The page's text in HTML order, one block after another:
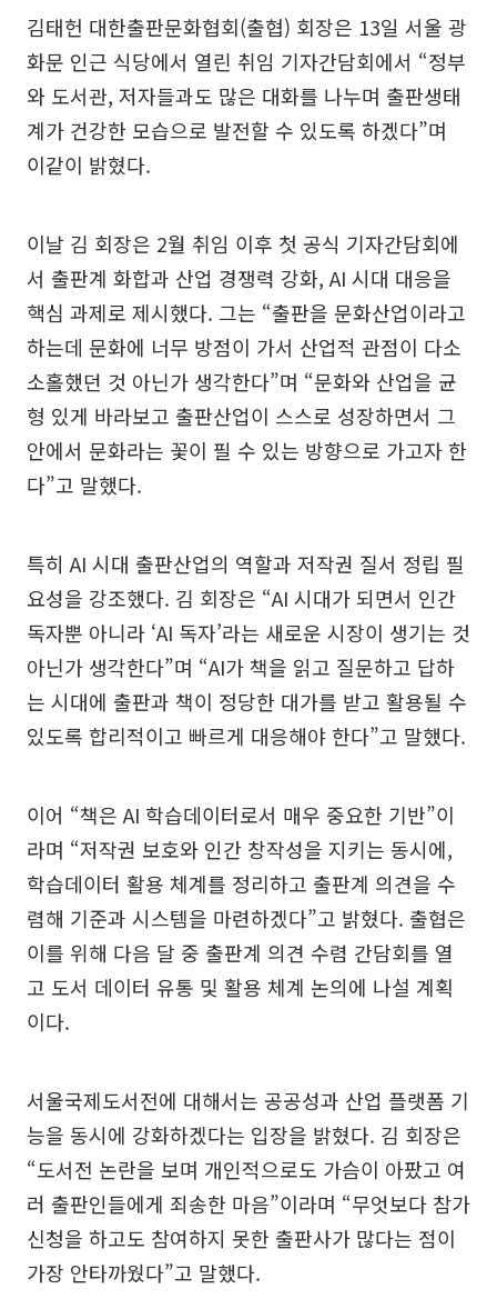
김태헌 대한출판문화협회(출협) 회장은 13일 서울 광
화문 인근 식당에서 열린 취임 기자간담회에서 “정부
와 도서관, 저자들과도 많은 대화를 나누며 출판생태
계가 건강한 모습으로 발전할 수 있도록 하겠다”며
이같이 밝혔다.
이날 김 회장은 2월 취임 이후 첫 공식 기자간담회에
서 출판계 화합과 산업 경쟁력 강화, AI 시대 대응을
핵심 과제로 제시했다. 그는 “출판을 문화산업이라고
하는데 문화에 너무 방점이 가서 산업적 관점이 다소
소홀했던 것 아닌가 생각한다”며 “문화와 산업을 균
형 있게 바라보고 출판산업이 스스로 성장하면서 그
안에서 문화라는 꽃이 필 수 있는 방향으로 가고자 한
다”고 말했다.
특히 AI 시대 출판산업의 역할과 저작권 질서 정립 필
요성을 강조했다. 김 회장은 “AI 시대가 되면서 인간
독자뿐 아니라 ‘AI 독자’라는 새로운 시장이 생기는 것
아닌가 생각한다”며 “AI가 책을 읽고 질문하고 답하
는 시대에 출판과 책이 정당한 대가를 받고 활용될 수
있도록 합리적이고 빠르게 대응해야 한다”고 말했다.
이어 “책은 AI 학습데이터로서 매우 중요한 기반”이
라며 “저작권 보호와 인간 창작성을 지키는 동시에,
학습데이터 활용 체계를 정리하고 출판계 의견을 수
렴해 기준과 시스템을 마련하겠다”고 밝혔다. 출협은
이를 위해 다음 달 중 출판계 의견 수렴 간담회를 열
고 도서 데이터 유통 및 활용 체계 논의에 나설 계획
이다.
서울국제도서전에 대해서는 공공성과 산업 플랫폼 기
능을 동시에 강화하겠다는 입장을 밝혔다. 김 회장은
“도서전 논란을 보며 개인적으로도 가슴이 아팠고 여
러 출판인들에게 죄송한 마음”이라며 “무엇보다 참가
신청을 하고도 참여하지 못한 출판사가 많다는 점이
가장 안타까웠다”고 말했다.